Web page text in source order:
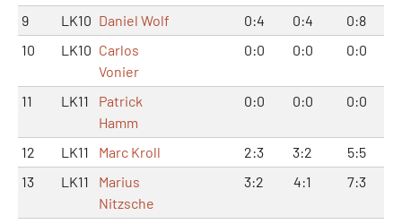
9
LK10 Daniel Wolf 0:4 0:4
0:8
10
LK10 Carlos
Vonier
0:0 0:0 0:0
11 LK11
Patrick
Hamm
0:0 0:0 0:0
12 LK11 Marc Kroll 2:3 3:2
5:5
13
LK11
Marius
Nitzsche
3:2 4:1 7:3